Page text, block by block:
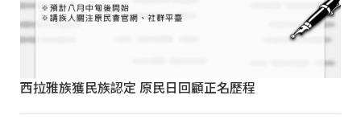
西拉雅族獲民族認定 原民日回顧正名歷程